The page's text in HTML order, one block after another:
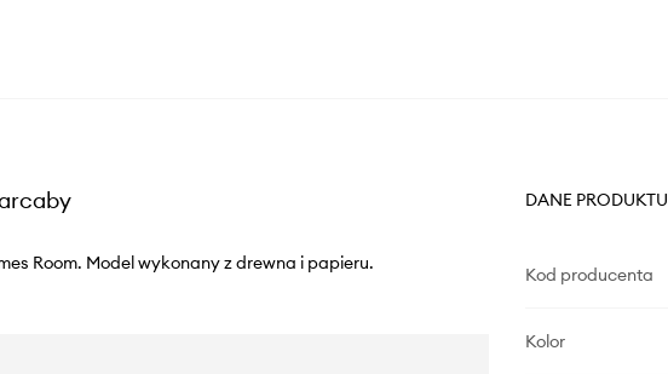
Room. Model wykonany z drewna i papieru.
DANE PRODUKTU
Kod producenta
Kolor